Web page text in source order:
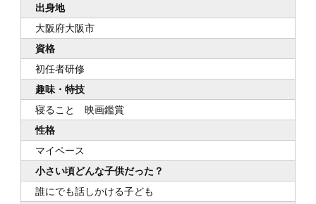
出身地
大阪府大阪市
資格
初任者研修
趣味・特技
寝ること 映画鑑賞
性格
マイペース
小さい頃どんな子供だった？
誰にでも話しかける子ども